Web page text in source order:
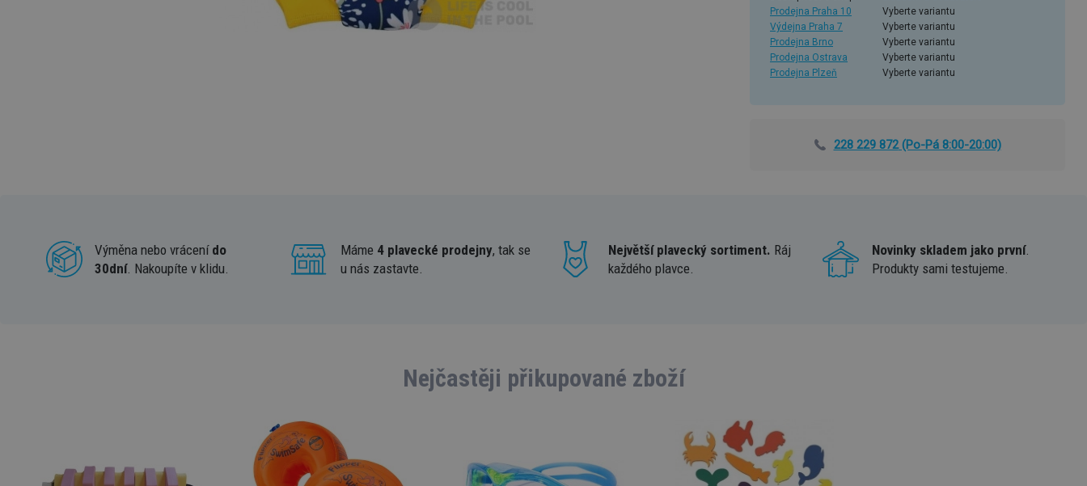
Prodejna Praha 10
Vyberte variantu
Výdejna Praha 7
Vyberte variantu
Prodejna Brno
Vyberte variantu
Prodejna Ostrava
Vyberte variantu
Prodejna Plzeň
Vyberte variantu
228 229 872(Po-Pá 8:00-20:00)
Výměna nebo vrácení do
30dní. Nakoupíte v klidu.
Máme 4 plavecké prodejny, tak se
u nás zastavte.
Největší plavecký sortiment. Ráj
každého plavce.
Novinky skladem jako první.
Produkty sami testujeme.
Nejčastěji přikupované zboží